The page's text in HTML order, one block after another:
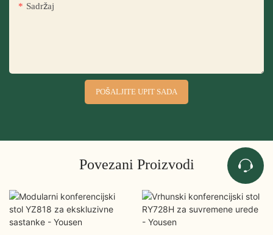
Sadržaj
POŠALJITE UPIT SADA
Povezani Proizvodi